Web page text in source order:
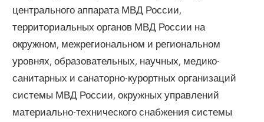
центрального аппарата МВД России,
территориальных органов МВД России на
окружном, межрегиональном и региональном
уровнях, образовательных, научных, медико-
санитарных и санаторно-курортных организаций
системы МВД России, окружных управлений
материально-технического снабжения системы